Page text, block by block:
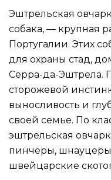
Эштрельская
собака, — крупная
Португалии. Этих
для охраны стад,
Серра-да-Эштрела.
сторожевой
выносливость и
своей семье. По
эштрельская
пинчеры,
швейцарские